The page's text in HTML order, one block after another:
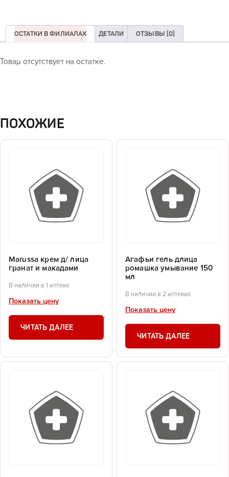
ОСТАТКИ В ФИЛИАЛАХ ДЕТАЛИ ОТЗЫВЫ (0)
Товар отсутствует на остатке.
ПОХОЖИЕ
Marussa крем д/ лица
гранат и макадами
В наличии в 1 аптеке
Показать цену
ЧИТАТЬ ДАЛЕЕ
Агафьи гель длица
ромашка умывание 150
мл
В наличии в 2 аптеках
Показать цену
ЧИТАТЬ ДАЛЕЕ